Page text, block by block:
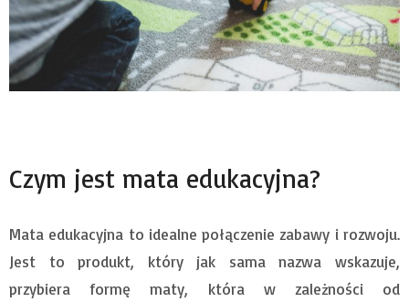
Czym jest mata edukacyjna?
Mata edukacyjna to idealne połączenie zabawy i rozwoju.
Jest to produkt, który jak sama nazwa wskazuje,
przybiera formę maty, która w zależności od